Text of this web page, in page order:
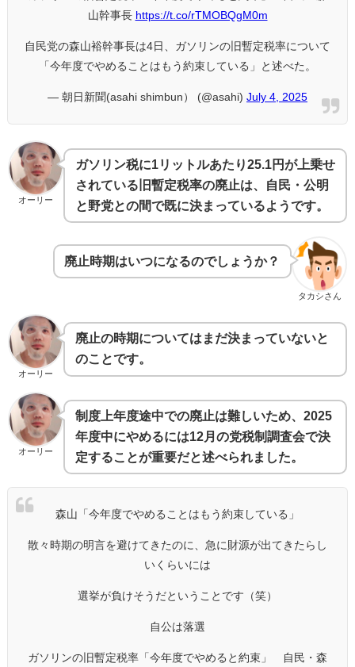
山幹事長 https://t.co/rTMOBQgM0m
自民党の森山裕幹事長は4日、ガソリンの旧暫定税率について
「今年度でやめることはもう約束している」と述べた。
— 朝日新聞(asahi shimbun） (@asahi) July 4, 2025
オーリー
ガソリン税に1リットルあたり25.1円が上乗せ
されている旧暫定税率の廃止は、自民・公明
と野党との間で既に決まっているようです。
タカシさん
廃止時期はいつになるのでしょうか？
オーリー
廃止の時期についてはまだ決まっていないと
のことです。
オーリー
制度上年度途中での廃止は難しいため、2025
年度中にやめるには12月の党税制調査会で決
定することが重要だと述べられました。
森山「今年度でやめることはもう約束している」
散々時期の明言を避けてきたのに、急に財源が出てきたらし
いくらいには
選挙が負けそうだということです（笑）
自公は落選
ガソリンの旧暫定税率「今年度でやめると約束」 自民・森